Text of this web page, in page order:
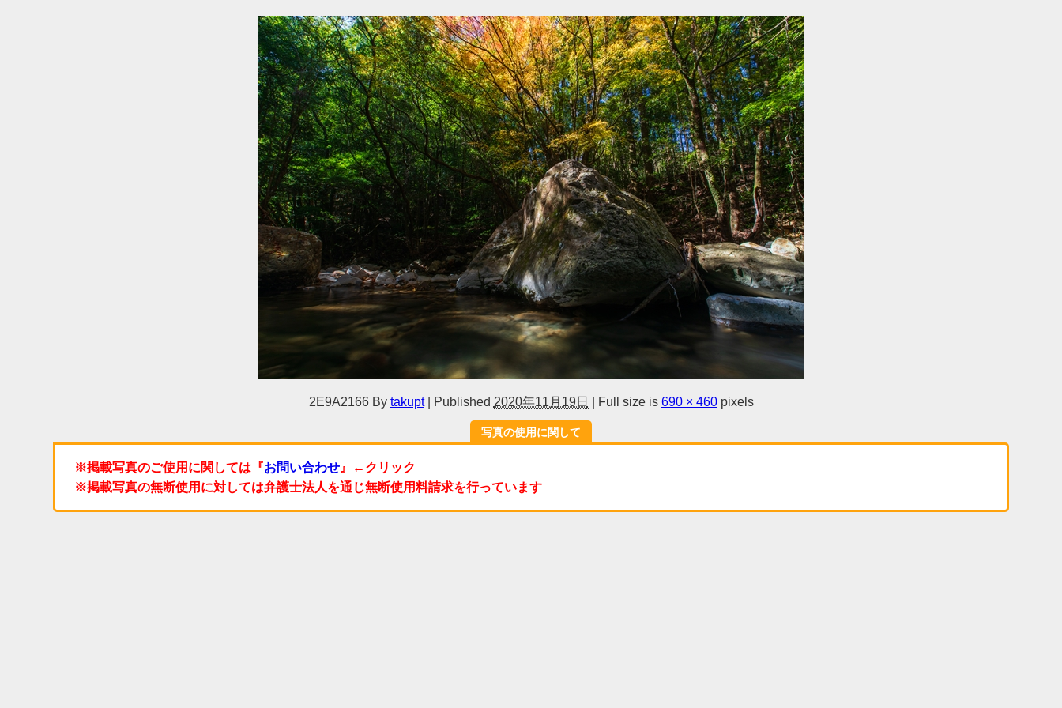
2E9A2166 By takupt Published 2020年11月19日 Full size is 690 × 460pixels
写真の使用に関して
※掲載写真のご使用に関しては『お問い合わせ 』←クリック
※掲載写真の無断使用に対しては弁護士法人を通じ無断使用料請求を行っています